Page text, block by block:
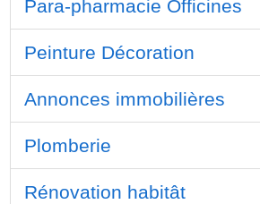
Para-pharmacie Officines
Peinture Décoration
Annonces immobilières
Plomberie
Rénovation habitât